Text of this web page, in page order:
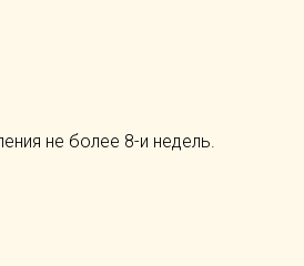
не более 8-и недель.